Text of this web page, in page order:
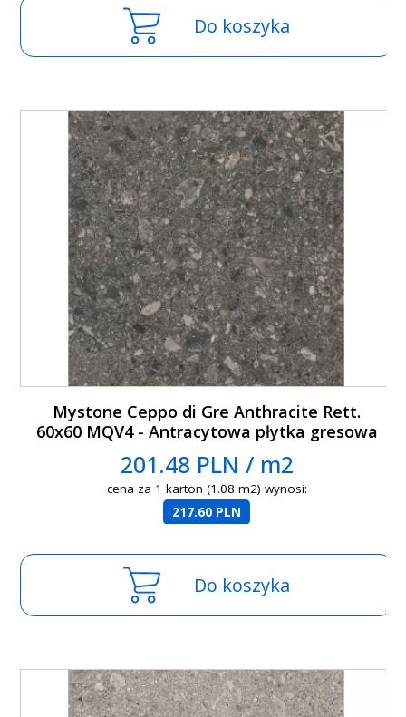
Do koszyka
Mystone Ceppo di Gre Anthracite Rett.
60x60 MQV4 - Antracytowa płytka gresowa
imitująca lastryko
201.48 PLN / m2
cena za 1 karton (1.08 m2) wynosi:
217.60 PLN
Do koszyka